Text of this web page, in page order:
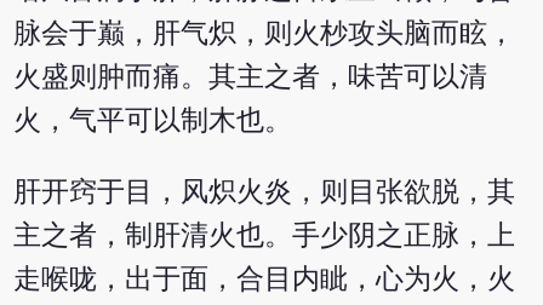
脉会于巅，肝气炽，则火杪攻头脑而眩，
火盛则肿而痛。其主之者，味苦可以清
火，气平可以制木也。
肝开窍于目，风炽火炎，则目张欲脱，其
主之者，制肝清火也。手少阴之正脉，上
走喉咙，出于面，合目内眦，心为火，火